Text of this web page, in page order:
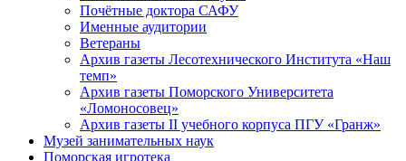
Почётные доктора САФУ
Именные аудитории
Ветераны
Архив газеты Лесотехнического Института «Наш
темп»
Архив газеты Поморского Университета
«Ломоносовец»
Архив газеты II учебного корпуса ПГУ «Гранж»
Музей занимательных наук
Поморская игротека